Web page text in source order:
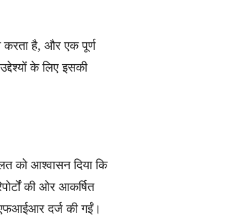
करता है, और एक पूर्ण
के लिए इसकी
को आश्वासन दिया कि
की ओर आकर्षित
दर्ज की गईं।